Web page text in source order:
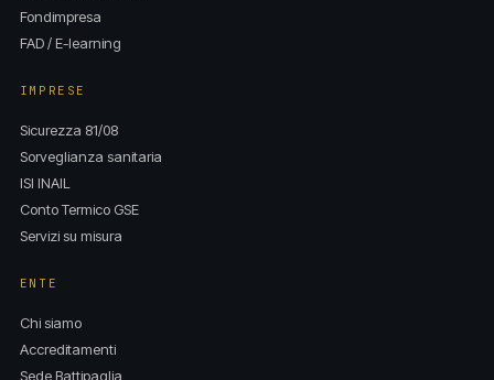
Fondimpresa
FAD / E-learning
IMPRESE
Sicurezza 81/08
Sorveglianza sanitaria
ISI INAIL
Conto Termico GSE
Servizi su misura
ENTE
Chi siamo
Accreditamenti
Sede Battipaglia